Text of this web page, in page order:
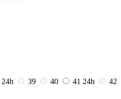
24h 39 40 41 24h
42